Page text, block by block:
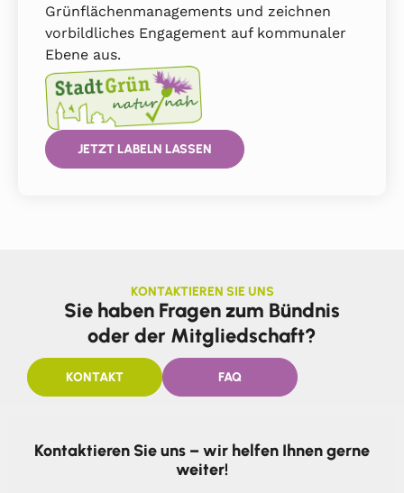
Grünflächenmanagements und zeichnen
vorbildliches Engagement auf kommunaler
Ebene aus.
JETZT LABELN LASSEN
KONTAKTIEREN SIE UNS
Sie haben Fragen zum Bündnis
oder der Mitgliedschaft?
KONTAKT FAQ
Kontaktieren Sie uns – wir helfen Ihnen gerne
weiter!